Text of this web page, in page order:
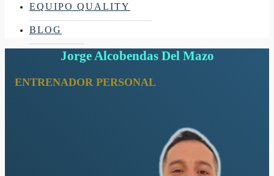
EQUIPO QUALITY
BLOG
Jorge Alcobendas Del Mazo
ENTRENADOR PERSONAL